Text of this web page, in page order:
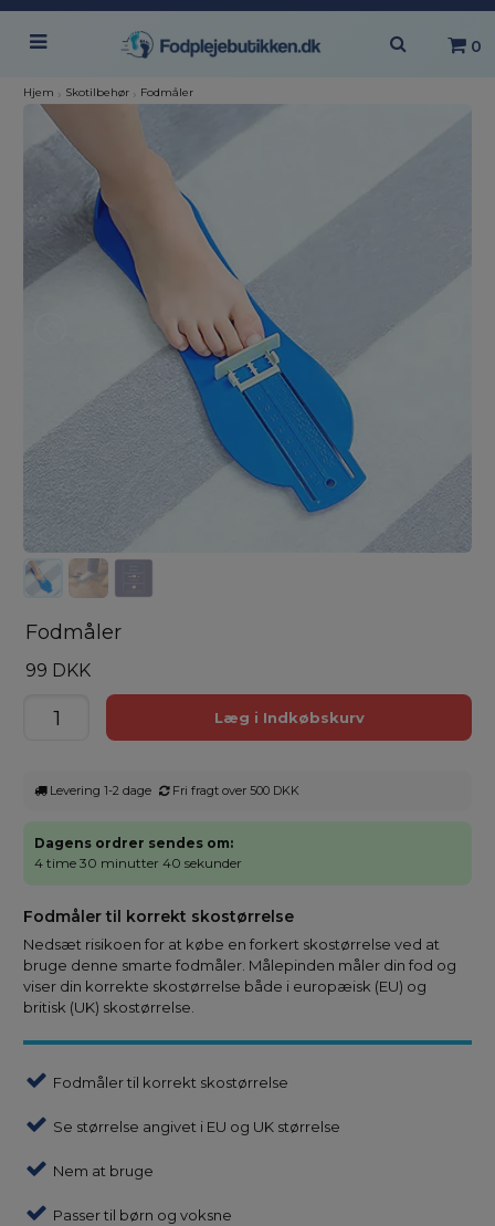
0
Hjem › Skotilbehør › Fodmåler
Fodmåler
99 DKK
Levering 1-2 dage Fri fragt over 500 DKK
Dagens ordrer sendes om:
4 time 30 minutter 40 sekunder
Fodmåler til korrekt skostørrelse
Nedsæt risikoen for at købe en forkert skostørrelse ved at
bruge denne smarte fodmåler. Målepinden måler din fod og
viser din korrekte skostørrelse både i europæisk (EU) og
britisk (UK) skostørrelse.
Fodmåler til korrekt skostørrelse
Se størrelse angivet i EU og UK størrelse
Nem at bruge
Passer til børn og voksne